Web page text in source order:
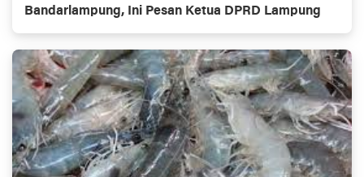
Bandarlampung, Ini Pesan Ketua DPRD Lampung